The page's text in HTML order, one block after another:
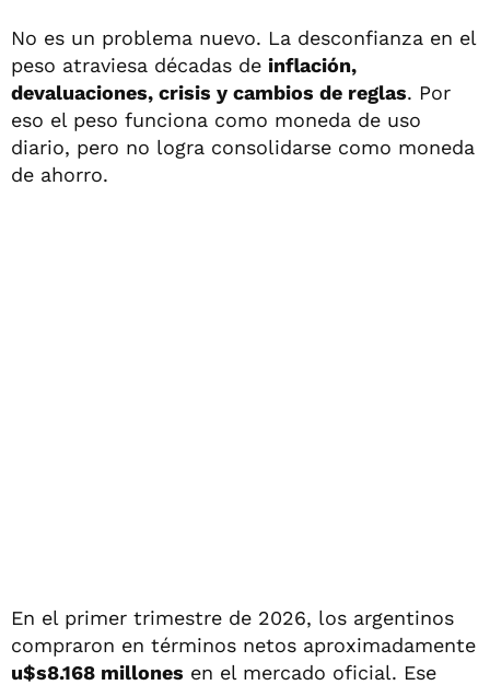
No es un problema nuevo. La desconfianza en el
peso atraviesa décadas de inflación,
devaluaciones, crisis y cambios de reglas. Por
eso el peso funciona como moneda de uso
diario, pero no logra consolidarse como moneda
de ahorro.
En el primer trimestre de 2026, los argentinos
compraron en términos netos aproximadamente
u$s8.168 millones en el mercado oficial. Ese